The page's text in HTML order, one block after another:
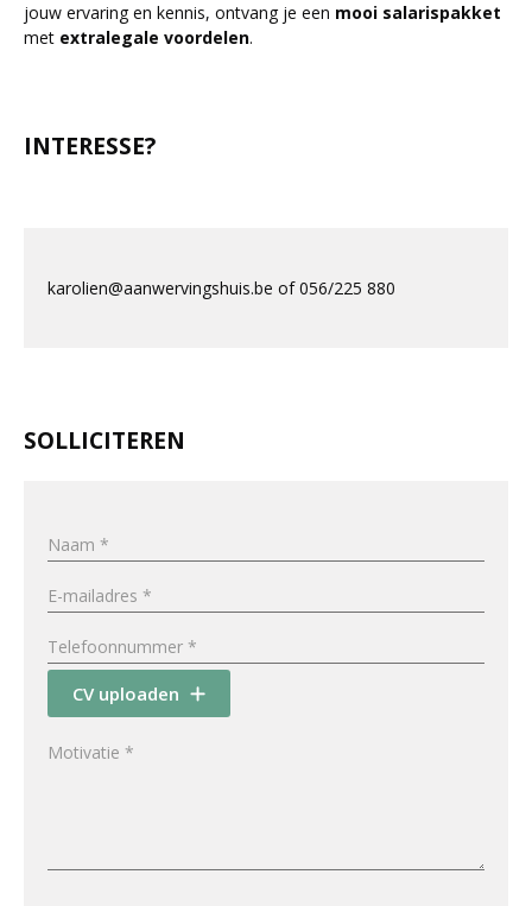
jouw ervaring en kennis, ontvang je een mooi salarispakket
met extralegale voordelen.
INTERESSE?
karolien@aanwervingshuis.be of 056/225 880
SOLLICITEREN
CV uploaden